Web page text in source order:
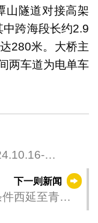
山隧道对接高架
跨海段长约2.9
280米。大桥主
两车道为电单车
下一则新闻
西延至青茂